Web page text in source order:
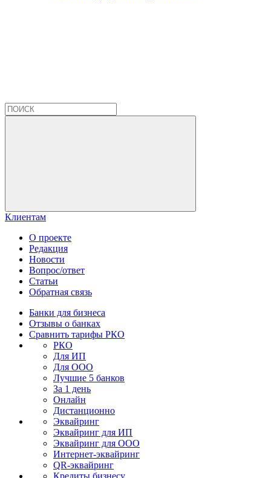
Клиентам
О проекте
Редакция
Новости
Вопрос/ответ
Статьи
Обратная связь
Банки для бизнеса
Отзывы о банках
Сравнить тарифы РКО
РКО
Для ИП
Для ООО
Лучшие 5 банков
За 1 день
Онлайн
Дистанционно
Эквайринг
Эквайринг для ИП
Эквайринг для ООО
Интернет-эквайринг
QR-эквайринг
Кредиты бизнесу